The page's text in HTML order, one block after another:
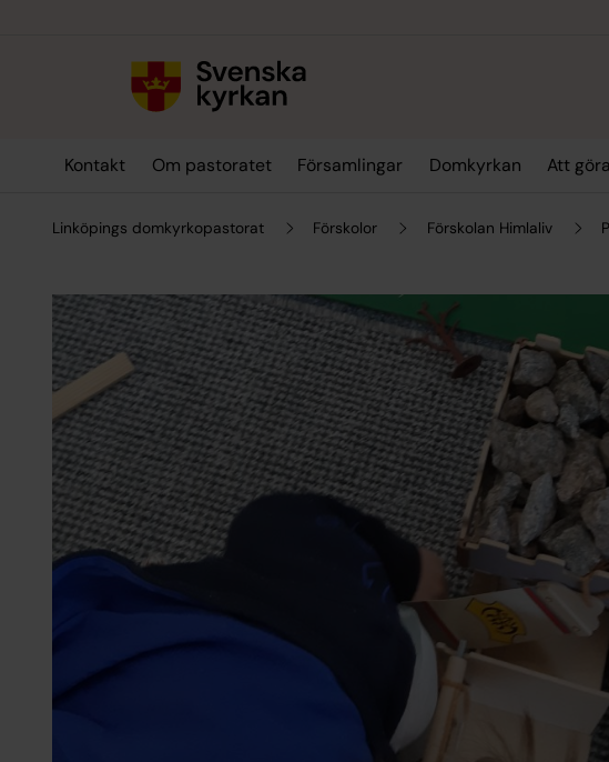
Kontakt Om pastoratet Församlingar Domkyrkan Att
Linköpings domkyrkopastorat Förskolor Förskolan Himlaliv